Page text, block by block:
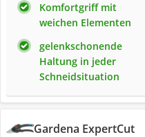
Komfortgriff mit
weichen Elementen
gelenkschonende
Haltung in jeder
Schneidsituation
Gardena ExpertCut